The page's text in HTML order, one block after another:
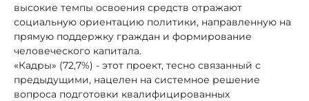
высокие темпы освоения средств отражают
социальную ориентацию политики, направленную на
прямую поддержку граждан и формирование
человеческого капитала.
«Кадры» (72,7%) - этот проект, тесно связанный с
предыдущими, нацелен на системное решение
вопроса подготовки квалифицированных